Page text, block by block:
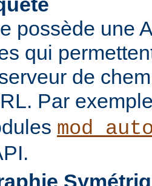
possède une
qui
de
Par